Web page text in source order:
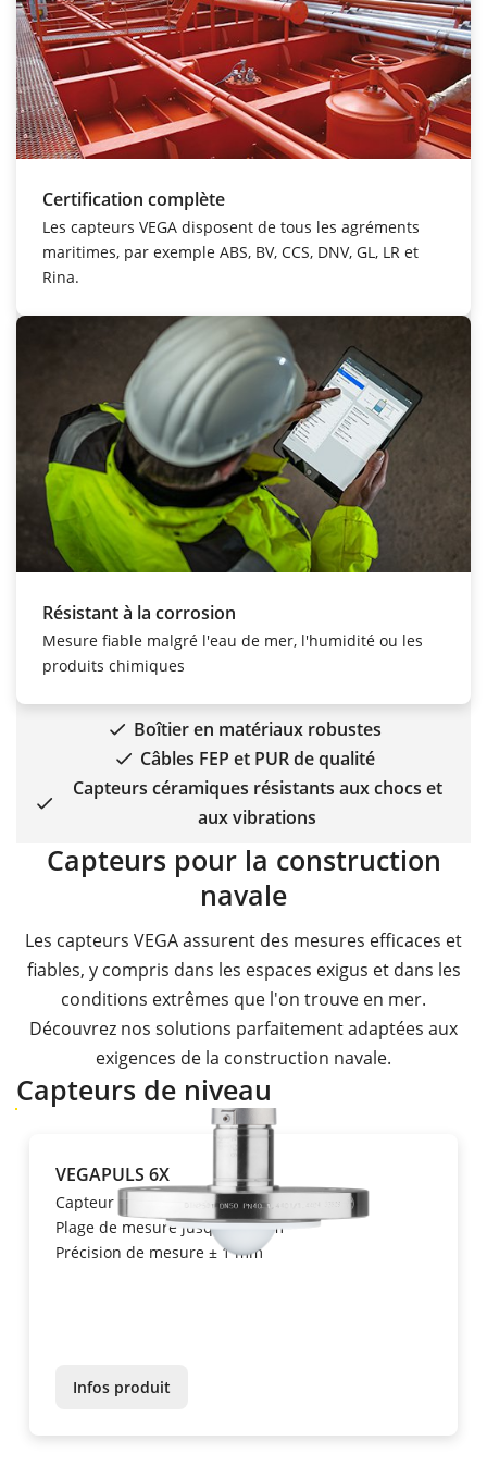
Certification complète
Les capteurs VEGA disposent de tous les agréments
maritimes, par exemple ABS, BV, CCS, DNV, GL, LR et
Rina.
Résistant à la corrosion
Mesure fiable malgré l'eau de mer, l'humidité ou les
produits chimiques
Boîtier en matériaux robustes
Câbles FEP et PUR de qualité
Capteurs céramiques résistants aux chocs et
aux vibrations
Capteurs pour la construction
navale
Les capteurs VEGA assurent des mesures efficaces et
fiables, y compris dans les espaces exigus et dans les
conditions extrêmes que l'on trouve en mer.
Découvrez nos solutions parfaitement adaptées aux
exigences de la construction navale.
Capteurs de niveau
VEGAPULS 6X
Capteur radar
Plage de mesure jusqu'à 120 m
Précision de mesure ± 1 mm
Infos produit